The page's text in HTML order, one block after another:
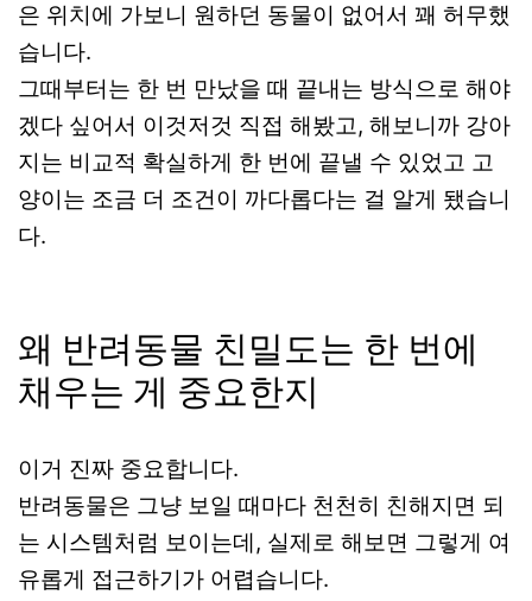
은 위치에 가보니 원하던 동물이 없어서 꽤 허무했
습니다.
그때부터는 한 번 만났을 때 끝내는 방식으로 해야
겠다 싶어서 이것저것 직접 해봤고, 해보니까 강아
지는 비교적 확실하게 한 번에 끝낼 수 있었고 고
양이는 조금 더 조건이 까다롭다는 걸 알게 됐습니
다.
왜 반려동물 친밀도는 한 번에
채우는 게 중요한지
이거 진짜 중요합니다.
반려동물은 그냥 보일 때마다 천천히 친해지면 되
는 시스템처럼 보이는데, 실제로 해보면 그렇게 여
유롭게 접근하기가 어렵습니다.